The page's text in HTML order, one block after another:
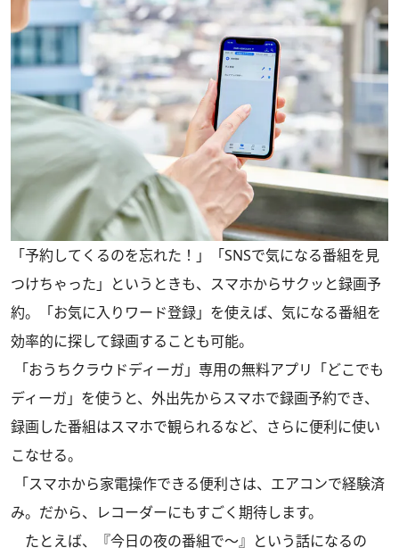
「予約してくるのを忘れた！」「SNSで気になる番組を見
つけちゃった」というときも、スマホからサクッと録画予
約。「お気に入りワード登録」を使えば、気になる番組を
効率的に探して録画することも可能。
「おうちクラウドディーガ」専用の無料アプリ「どこでも
ディーガ」を使うと、外出先からスマホで録画予約でき、
録画した番組はスマホで観られるなど、さらに便利に使い
こなせる。
「スマホから家電操作できる便利さは、エアコンで経験済
み。だから、レコーダーにもすごく期待します。
たとえば、『今日の夜の番組で〜』という話になるの